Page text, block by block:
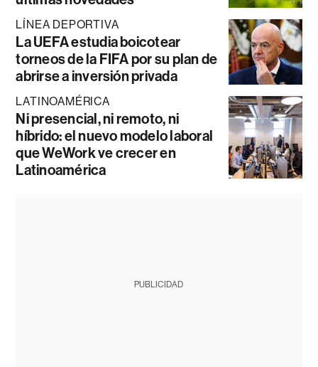
LÍNEA DEPORTIVA
La UEFA estudia boicotear
torneos de la FIFA por su plan de
abrirse a inversión privada
LATINOAMÉRICA
Ni presencial, ni remoto, ni
híbrido: el nuevo modelo laboral
que WeWork ve crecer en
Latinoamérica
PUBLICIDAD